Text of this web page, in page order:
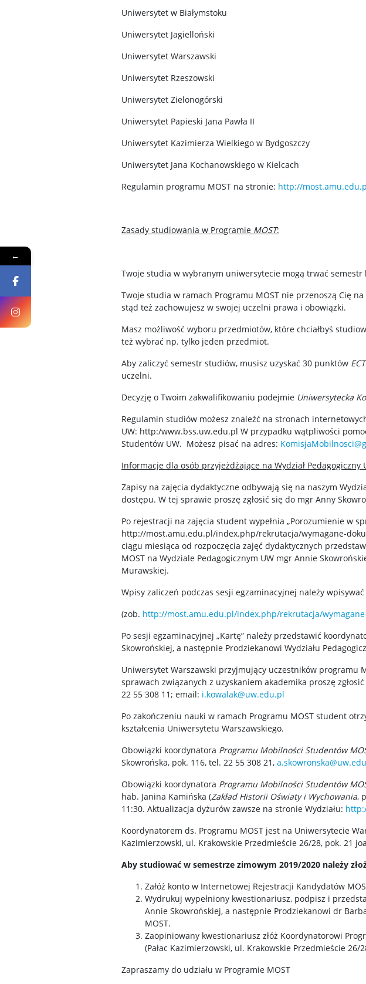
Uniwersytet w Białymstoku
Uniwersytet Jagielloński
Uniwersytet Warszawski
Uniwersytet Rzeszowski
Uniwersytet Zielonogórski
Uniwersytet Papieski Jana Pawła II
Uniwersytet Kazimierza Wielkiego w Bydgoszczy
Uniwersytet Jana Kochanowskiego w Kielcach
Regulamin programu MOST na stronie: http://
Zasady studiowania w Programie MOST:
Twoje studia w wybranym uniwersytecie mogą trwać semestr
Twoje studia w ramach Programu MOST nie przenoszą Cię
stąd też zachowujesz w swojej uczelni prawa i obowiązki.
Masz możliwość wyboru przedmiotów, które chciałbyś
też wybrać np. tylko jeden przedmiot.
Aby zaliczyć semestr studiów, musisz uzyskać 30 punktów
uczelni.
Decyzję o Twoim zakwalifikowaniu podejmie Uniwersytecka
Regulamin studiów możesz znaleźć na stronach
UW: http:/www.bss.uw.edu.pl W przypadku wątpliwości
Studentów UW. Możesz pisać na adres:
Informacje dla osób przyjeżdżające na Wydział Pedagogiczny
Zapisy na zajęcia dydaktyczne odbywają się na naszym
dostępu. W tej sprawie proszę zgłosić się do mgr Anny
Po rejestracji na zajęcia student wypełnia „Porozumienie w
http://most.amu.edu.pl/index.php/rekrutacja/wymagane-
ciągu miesiąca od rozpoczęcia zajęć dydaktycznych
MOST na Wydziale Pedagogicznym UW mgr Annie
Murawskiej.
Wpisy zaliczeń podczas sesji egzaminacyjnej należy
(zob. http://most.amu.edu.pl/index.php/rekrutacja/
Po sesji egzaminacyjnej „Kartę” należy przedstawić
Skowrońskiej, a następnie Prodziekanowi Wydziału
Uniwersytet Warszawski przyjmujący uczestników programu
sprawach związanych z uzyskaniem akademika proszę
22 55 308 11; email: i.kowalak@uw.edu.pl
Po zakończeniu nauki w ramach Programu MOST student
kształcenia Uniwersytetu Warszawskiego.
Obowiązki koordynatora Programu Mobilności Studentów
Skowrońska, pok. 116, tel. 22 55 308 21,
Obowiązki koordynatora Programu Mobilności Studentów
hab. Janina Kamińska (Zakład Historii Oświaty i Wychowania,
11:30. Aktualizacja dyżurów zawsze na stronie Wydziału:
Koordynatorem ds. Programu MOST jest na Uniwersytecie
Kazimierzowski, ul. Krakowskie Przedmieście 26/28, pok. 21
Aby studiować w semestrze zimowym 2019/2020 należy
Załóż konto w Internetowej Rejestracji Kandydatów
Wydrukuj wypełniony kwestionariusz, podpisz i
Annie Skowrońskiej, a następnie Prodziekanowi dr
MOST.
Zaopiniowany kwestionariusz złóż Koordynatorowi
(Pałac Kazimierzowski, ul. Krakowskie Przedmieście 26/
Zapraszamy do udziału w Programie MOST
←